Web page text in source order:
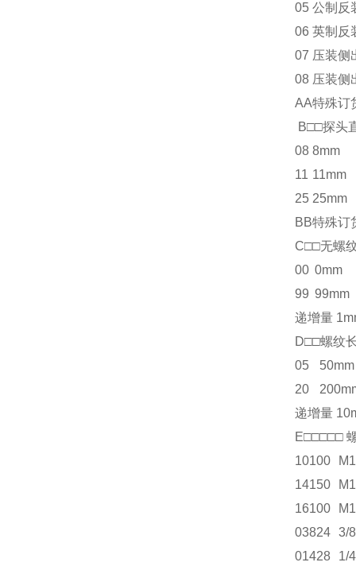
05 公制反
06 英制反
07 压装侧
08 压装侧
AA特殊订
B□□探头
08 8mm
11 11mm
25 25mm
BB特殊订
C□□无螺
00 0mm
99 99mm
递增量
D□□
05
50mm
20
递增量
E□□□□□
10100
14150
16100
03824 3/
01428
1/